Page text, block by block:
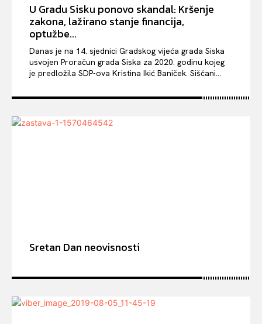
U Gradu Sisku ponovo skandal: Kršenje
zakona, lažirano stanje financija,
optužbe...
Danas je na 14. sjednici Gradskog vijeća grada Siska
usvojen Proračun grada Siska za 2020. godinu kojeg
je predložila SDP-ova Kristina Ikić Baniček. Siščani...
Sretan Dan neovisnosti